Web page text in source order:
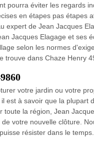
pourra éviter les regards
en étapes pas étapes
expert de Jean Jacques
Jacques Elagage et ses
selon les normes
trouve dans Chaze Henry
votre jardin ou votre
est à savoir que la plupart
toute la région, Jean
de votre nouvelle clôture.
résister dans le temps.